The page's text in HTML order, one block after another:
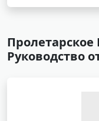
Руководство